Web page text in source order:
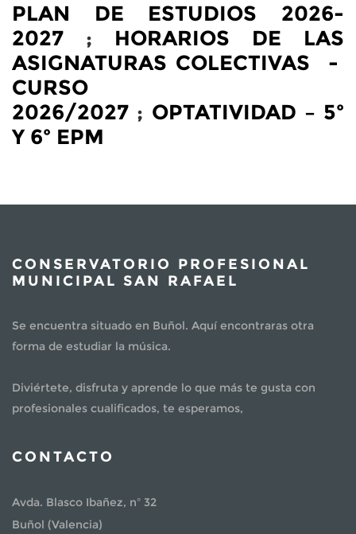
PLAN DE ESTUDIOS 2026-
2027 ; HORARIOS DE LAS
ASIGNATURAS COLECTIVAS -
CURSO
2026/2027 ; OPTATIVIDAD – 5º
Y 6º EPM
CONSERVATORIO PROFESIONAL
MUNICIPAL SAN RAFAEL
Se encuentra situado en Buñol. Aquí encontraras otra
forma de estudiar la música.
Diviértete, disfruta y aprende lo que más te gusta con
profesionales cualificados, te esperamos,
CONTACTO
Avda. Blasco Ibañez, nº 32
Buñol (Valencia)